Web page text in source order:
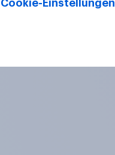
Cookie-Einstellungen